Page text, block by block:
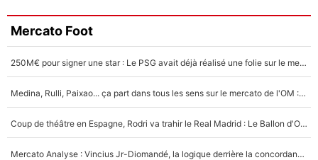
Mercato Foot
250M€ pour signer une star : Le PSG avait déjà réalisé une folie sur le mercato bien avant Neymar !
Medina, Rulli, Paixao... ça part dans tous les sens sur le mercato de l'OM : Frank McCourt va enfin récupérer l'argent qu'il attend ?
Coup de théâtre en Espagne, Rodri va trahir le Real Madrid : Le Ballon d'Or a choisi de signer au FC Barcelone !
Mercato Analyse : Vincius Jr-Diomandé, la logique derrière la concordance des temps